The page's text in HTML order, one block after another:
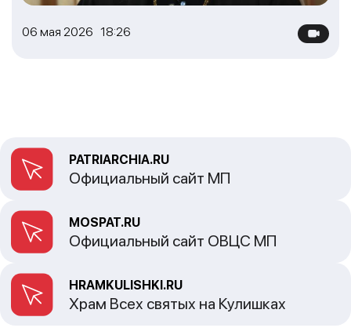
06 мая 2026 18:26
PATRIARCHIA.RU
Официальный сайт МП
MOSPAT.RU
Официальный сайт ОВЦС МП
HRAMKULISHKI.RU
Храм Всех святых на Кулишках